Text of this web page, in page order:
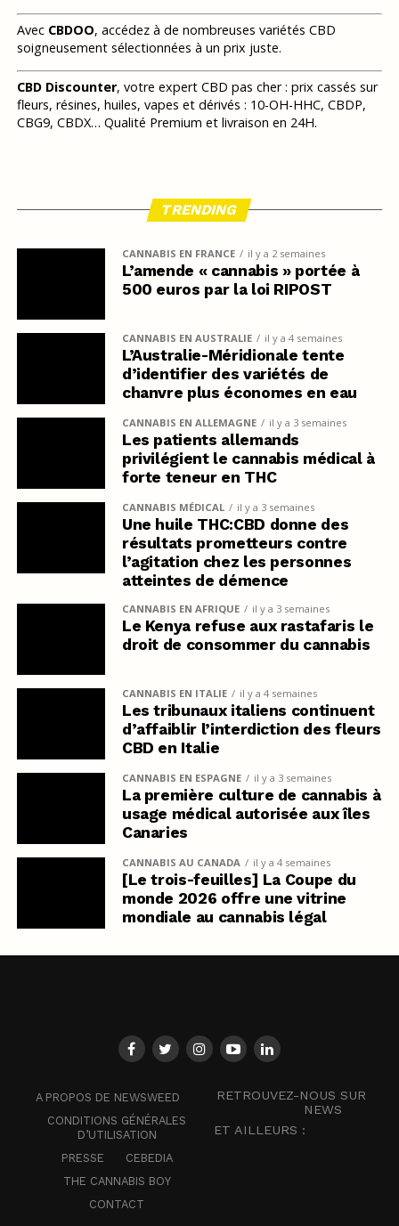
Avec CBDOO, accédez à de nombreuses variétés CBD
soigneusement sélectionnées à un prix juste.
CBD Discounter, votre expert CBD pas cher : prix cassés sur
fleurs, résines, huiles, vapes et dérivés : 10-OH-HHC, CBDP,
CBG9, CBDX… Qualité Premium et livraison en 24H.
TRENDING
CANNABIS EN FRANCE il y a 2 semaines
L’amende « cannabis » portée à
500 euros par la loi RIPOST
CANNABIS EN AUSTRALIE il y a 4 semaines
L’Australie-Méridionale tente
d’identifier des variétés de
chanvre plus économes en eau
CANNABIS EN ALLEMAGNE il y a 3 semaines
Les patients allemands
privilégient le cannabis médical à
forte teneur en THC
CANNABIS MÉDICAL il y a 3 semaines
Une huile THC:CBD donne des
résultats prometteurs contre
l’agitation chez les personnes
atteintes de démence
CANNABIS EN AFRIQUE il y a 3 semaines
Le Kenya refuse aux rastafaris le
droit de consommer du cannabis
CANNABIS EN ITALIE il y a 4 semaines
Les tribunaux italiens continuent
d’affaiblir l’interdiction des fleurs
CBD en Italie
CANNABIS EN ESPAGNE il y a 3 semaines
La première culture de cannabis à
usage médical autorisée aux îles
Canaries
CANNABIS AU CANADA il y a 4 semaines
[Le trois-feuilles] La Coupe du
monde 2026 offre une vitrine
mondiale au cannabis légal
A PROPOS DE NEWSWEED
CONDITIONS GÉNÉRALES
D’UTILISATION
PRESSE
CEBEDIA
THE CANNABIS BOY
CONTACT
RETROUVEZ-NOUS SUR
NEWS
ET AILLEURS :